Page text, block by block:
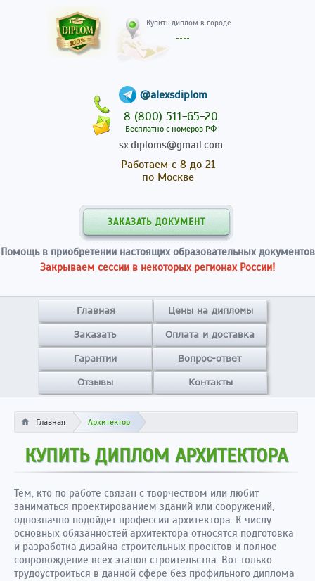
@alexsdiplom
8 (800) 511-65-20
Бесплатно с номеров РФ
sx.diploms@gmail.com
Работаем с 8 до 21
по Москве
ЗАКАЗАТЬ ДОКУМЕНТ
Помощь в приобретении настоящих образовательных документов
Закрываем сессии в некоторых регионах России!
Главная Цены на дипломы
Заказать Оплата и доставка
Гарантии Вопрос-ответ
Отзывы Контакты
Главная Архитектор
КУПИТЬ ДИПЛОМ АРХИТЕКТОРА
Тем, кто по работе связан с творчеством или любит
заниматься проектированием зданий или сооружений,
однозначно подойдет профессия архитектора. К числу
основных обязанностей архитектора относятся подготовка
и разработка дизайна строительных проектов и полное
сопровождение всех этапов строительства. Вот только
трудоустроиться в данной сфере без профильного диплома